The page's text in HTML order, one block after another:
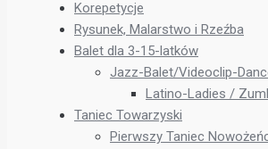
Korepetycje
Rysunek, Malarstwo i Rzeźba
Balet dla 3-15-latków
Jazz-Balet/Videoclip-
Latino-Ladies /
Taniec Towarzyski
Pierwszy Taniec